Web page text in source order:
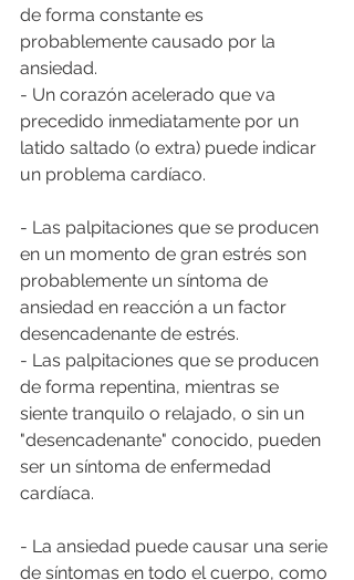
de forma constante es
probablemente causado por la
ansiedad.
- Un corazón acelerado que va
precedido inmediatamente por un
latido saltado (o extra) puede indicar
un problema cardíaco.
- Las palpitaciones que se producen
en un momento de gran estrés son
probablemente un síntoma de
ansiedad en reacción a un factor
desencadenante de estrés.
- Las palpitaciones que se producen
de forma repentina, mientras se
siente tranquilo o relajado, o sin un
"desencadenante" conocido, pueden
ser un síntoma de enfermedad
cardíaca.
- La ansiedad puede causar una serie
de síntomas en todo el cuerpo, como